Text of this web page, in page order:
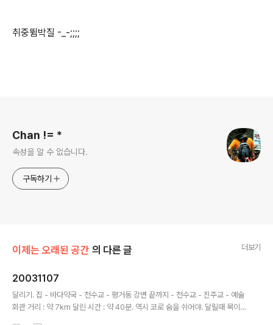
취중뜀박질 -_-;;;;
Chan != *
속성을 알 수 없습니다.
구독하기
이제는 오래된 공간 의 다른 글 더보기
20031107
달리기. 집 - 바다약국 - 천수교 - 평거동 강변 끝까지 - 천수교 - 진주교 - 예술
회관 거리 : 약 7km 달린 시간 : 약 40분. 역시 코로 숨을 쉬어야. 달릴때 목이